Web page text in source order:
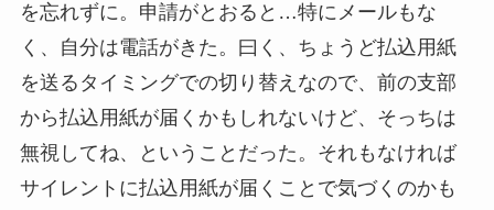
を忘れずに。申請がとおると…特にメールもな
く、自分は電話がきた。曰く、ちょうど払込用紙
を送るタイミングでの切り替えなので、前の支部
から払込用紙が届くかもしれないけど、そっちは
無視してね、ということだった。それもなければ
サイレントに払込用紙が届くことで気づくのかも